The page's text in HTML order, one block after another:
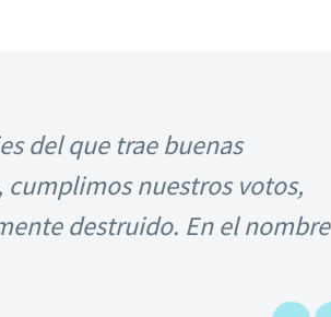
del que trae buenas
cumplimos nuestros votos,
destruido. En el nombre